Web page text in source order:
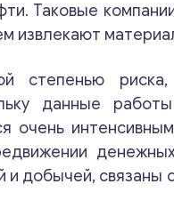
Таковые
извлекают
степенью
данные
очень
и добычей, связаны